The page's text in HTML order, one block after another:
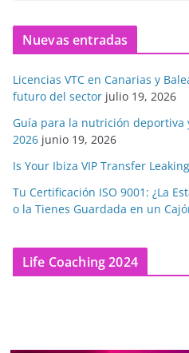
Nuevas entradas
Licencias VTC en Canarias y
futuro del sector julio 19, 2026
Guía para la nutrición
2026 junio 19, 2026
Is Your Ibiza VIP Transfer
Tu Certificación ISO 9001: ¿La
o la Tienes Guardada en un
Life Coaching 2024